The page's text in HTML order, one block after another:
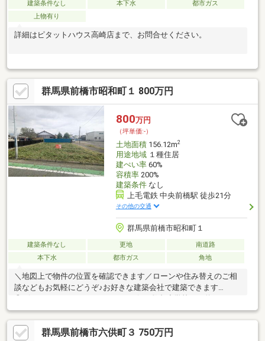
建築条件なし 本下水
都市ガス
上物有り
詳細はピタットハウス高崎店まで、お問合せください。
群馬県前橋市昭和町１ 800万円
800万円
（坪単価:-）
土地面積156.12m2
用途地域１種住居
建ぺい率60%
容積率200%
建築条件なし
上毛電鉄 中央前橋駅 徒歩21分
その他の交通
群馬県前橋市昭和町１
建築条件なし 更地
南道路
本下水
都市ガス 角地
＼地図上で物件の位置を確認できます／ローンや住み替えのご相
談などもお気軽にどうぞ♪お好きな建築会社で建築できます
第三中学校まで約230ｍ●前橋保育園まで約170ｍ●セブンイレブン
まで約500ｍ●リリカまで約680ｍ
群馬県前橋市六供町３ 750万円